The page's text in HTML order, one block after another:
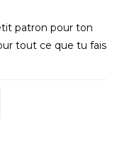
patron pour ton
tout ce que tu fais